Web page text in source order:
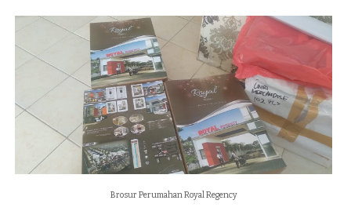
Brosur Perumahan Royal Regency